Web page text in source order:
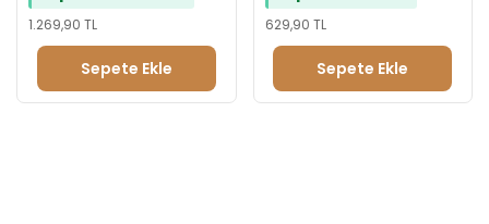
1.269,90 TL
Sepete Ekle
629,90 TL
Sepete Ekle